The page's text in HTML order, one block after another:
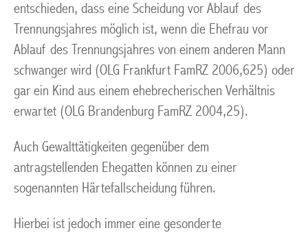
entschieden, dass eine Scheidung vor Ablauf des
Trennungsjahres möglich ist, wenn die Ehefrau vor
Ablauf des Trennungsjahres von einem anderen Mann
schwanger wird (OLG Frankfurt FamRZ 2006,625) oder
gar ein Kind aus einem ehebrecherischen Verhältnis
erwartet (OLG Brandenburg FamRZ 2004,25).
Auch Gewalttätigkeiten gegenüber dem
antragstellenden Ehegatten können zu einer
sogenannten Härtefallscheidung führen.
Hierbei ist jedoch immer eine gesonderte